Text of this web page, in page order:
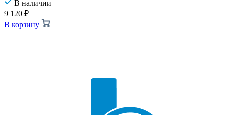
В наличии
9 120 ₽
В корзину